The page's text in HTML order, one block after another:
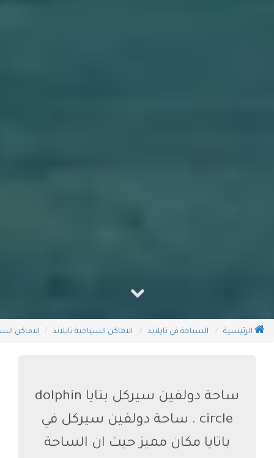
الرئيسية السياحة في تايلاند الاماكن السياحية تايلاند الاماكن
ساحة دولفين سيركل بتايا dolphin
circle . ساحة دولفين سيركل في
باتايا مكان مميز حيث ان الساحة